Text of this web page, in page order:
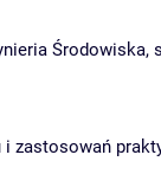
Środowiska,
i zastosowań